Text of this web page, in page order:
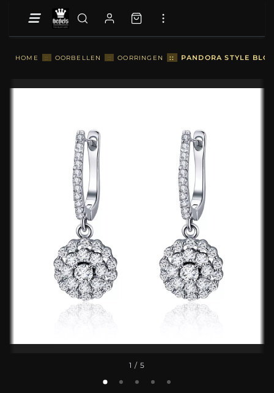
HOME :: OORBELLEN :: OORRINGEN :: PANDORA STYLE
1 / 5